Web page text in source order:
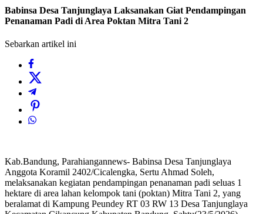
Babinsa Desa Tanjunglaya Laksanakan Giat Pendampingan
Penanaman Padi di Area Poktan Mitra Tani 2
Sebarkan artikel ini
Kab.Bandung, Parahiangannews- Babinsa Desa Tanjunglaya
Anggota Koramil 2402/Cicalengka, Sertu Ahmad Soleh,
melaksanakan kegiatan pendampingan penanaman padi seluas 1
hektare di area lahan kelompok tani (poktan) Mitra Tani 2, yang
beralamat di Kampung Peundey RT 03 RW 13 Desa Tanjunglaya